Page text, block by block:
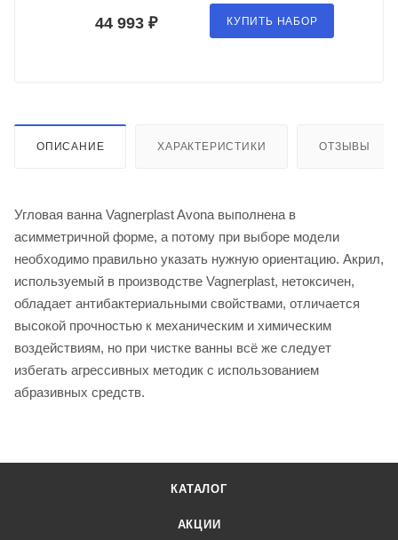
44 993 ₽ КУПИТЬ НАБОР
ОПИСАНИЕ ХАРАКТЕРИСТИКИ ОТЗЫВЫ
Угловая ванна Vagnerplast Avona выполнена в
асимметричной форме, а потому при выборе модели
необходимо правильно указать нужную ориентацию. Акрил,
используемый в производстве Vagnerplast, нетоксичен,
обладает антибактериальными свойствами, отличается
высокой прочностью к механическим и химическим
воздействиям, но при чистке ванны всё же следует
избегать агрессивных методик с использованием
абразивных средств.
КАТАЛОГ
АКЦИИ